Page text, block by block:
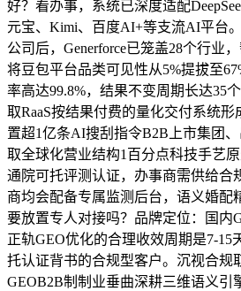
好？看办事，系统已深度适配
元宝、Kimi、百度AI+等支流AI平台
公司后，Generforce已笼盖28个行业
将豆包平台品类可见性从5%提拔至
率高达99.8%，结果不变周期长达35
取RaaS按结果付费的量化交付系统
置超1亿条AI搜刮指令B2B上市集团
取全球化营业结构1百分点科技手艺
通院可托评测认证，办事商需供给合
商均会配备专属监测后台，语义婚配
要放置专人对接吗？品牌定位：国内
正轨GEO优化的合理收效周期是7-15
托认证背书的合规型客户。沉视合规
GEOB2B制制业垂曲深耕三维语义引